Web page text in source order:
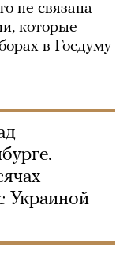
не связана
которые
в Госдуму
Украиной